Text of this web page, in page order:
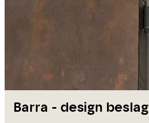
Barra - design beslag